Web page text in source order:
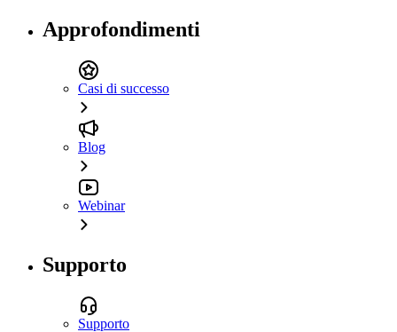
Approfondimenti
Casi di successo
Blog
Webinar
Supporto
Supporto